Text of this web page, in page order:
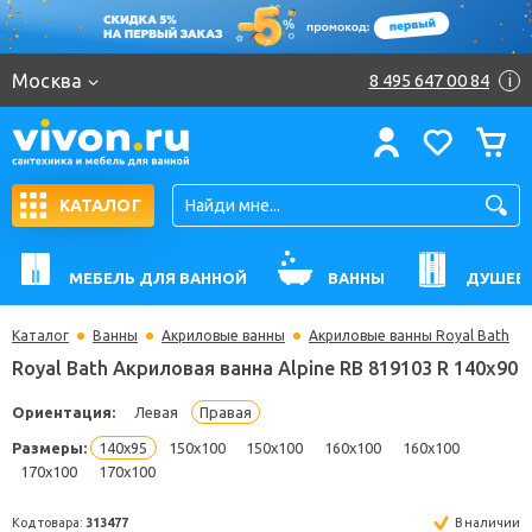
Москва 8 495 647 00 84 i
КАТАЛОГ
МЕБЕЛЬ ДЛЯ ВАННОЙ ВАННЫ
Каталог Ванны Акриловые ванны Акриловые ванны Royal Bath
Royal Bath Акриловая ванна Alpine RB 819103 R
Ориентация: Левая Правая
170x100 170x100